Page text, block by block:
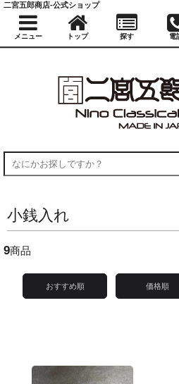
小銭入れ
9商品
おすすめ順 価格順
二宮五郎商店-公式ショップ
メニュー トップ 探す 電